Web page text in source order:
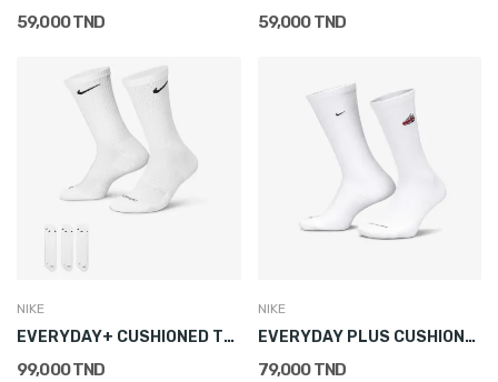
59,000 TND 59,000 TND
NIKE
EVERYDAY+ CUSHIONED TRAINING CREW SOCKS (3 PAIRS)
99,000 TND
NIKE
EVERYDAY PLUS CUSHIONED CREW SOCKS (1 PAIR)
79,000 TND